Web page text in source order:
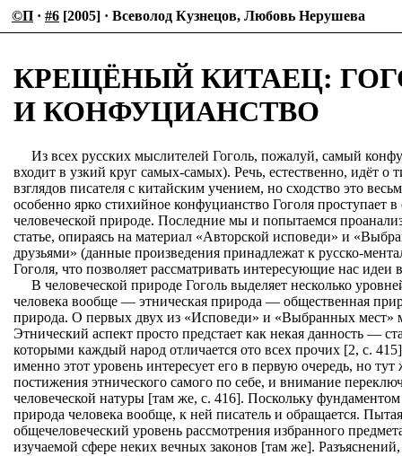
©П · #6 [2005] · Всеволод Кузнецов, Любовь Нерушева
КРЕЩЁНЫЙ КИТАЕЦ:
И КОНФУЦИАНСТВО
Из всех русских мыслителей Гоголь, пожалуй, самый
входит в узкий круг самых-самых). Речь, естественно, идёт о
взглядов писателя с китайским учением, но сходство это
особенно ярко стихийное конфуцианство Гоголя проступает
человеческой природе. Последние мы и попытаемся
статье, опираясь на материал «Авторской исповеди» и
друзьями» (данные произведения принадлежат к русско-
Гоголя, что позволяет рассматривать интересующие нас идеи
В человеческой природе Гоголь выделяет несколько
человека вообще — этническая природа — общественная
природа. О первых двух из «Исповеди» и «Выбранных мест»
Этнический аспект просто предстает как некая данность —
которыми каждый народ отличается ото всех прочих [2, с.
именно этот уровень интересует его в первую очередь, но
постижения этнического самого по себе, и внимание
человеческой натуры [там же, с. 416]. Поскольку
природа человека вообще, к ней писатель и обращается.
общечеловеческий уровень рассмотрения избранного
изучаемой сфере неких вечных законов [там же].